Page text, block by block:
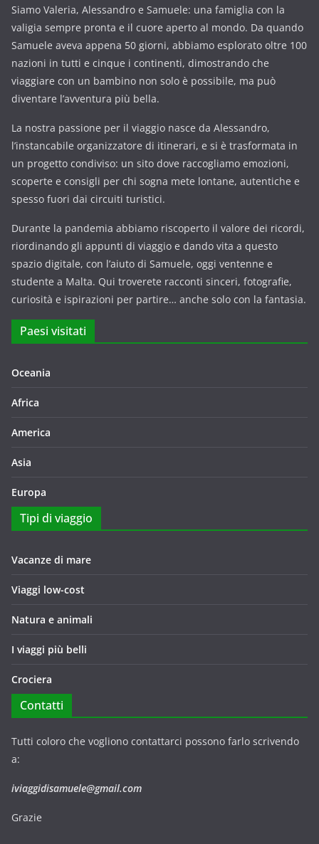
Siamo Valeria, Alessandro e Samuele: una famiglia con la
valigia sempre pronta e il cuore aperto al mondo. Da quando
Samuele aveva appena 50 giorni, abbiamo esplorato oltre 100
nazioni in tutti e cinque i continenti, dimostrando che
viaggiare con un bambino non solo è possibile, ma può
diventare l’avventura più bella.
La nostra passione per il viaggio nasce da Alessandro,
l’instancabile organizzatore di itinerari, e si è trasformata in
un progetto condiviso: un sito dove raccogliamo emozioni,
scoperte e consigli per chi sogna mete lontane, autentiche e
spesso fuori dai circuiti turistici.
Durante la pandemia abbiamo riscoperto il valore dei ricordi,
riordinando gli appunti di viaggio e dando vita a questo
spazio digitale, con l’aiuto di Samuele, oggi ventenne e
studente a Malta. Qui troverete racconti sinceri, fotografie,
curiosità e ispirazioni per partire… anche solo con la fantasia.
Paesi visitati
Oceania
Africa
America
Asia
Europa
Tipi di viaggio
Vacanze di mare
Viaggi low-cost
Natura e animali
I viaggi più belli
Crociera
Contatti
Tutti coloro che vogliono contattarci possono farlo scrivendo
a:
iviaggidisamuele@gmail.com
Grazie